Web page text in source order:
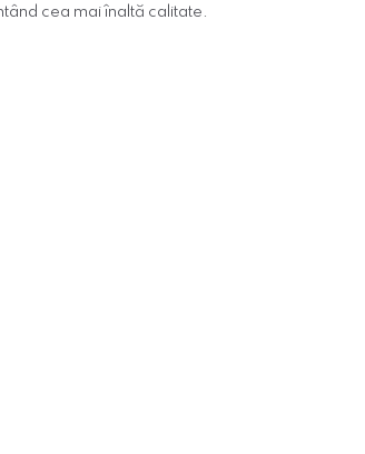
cea mai înaltă calitate.